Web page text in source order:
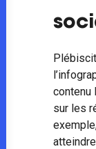
contenu
sur les